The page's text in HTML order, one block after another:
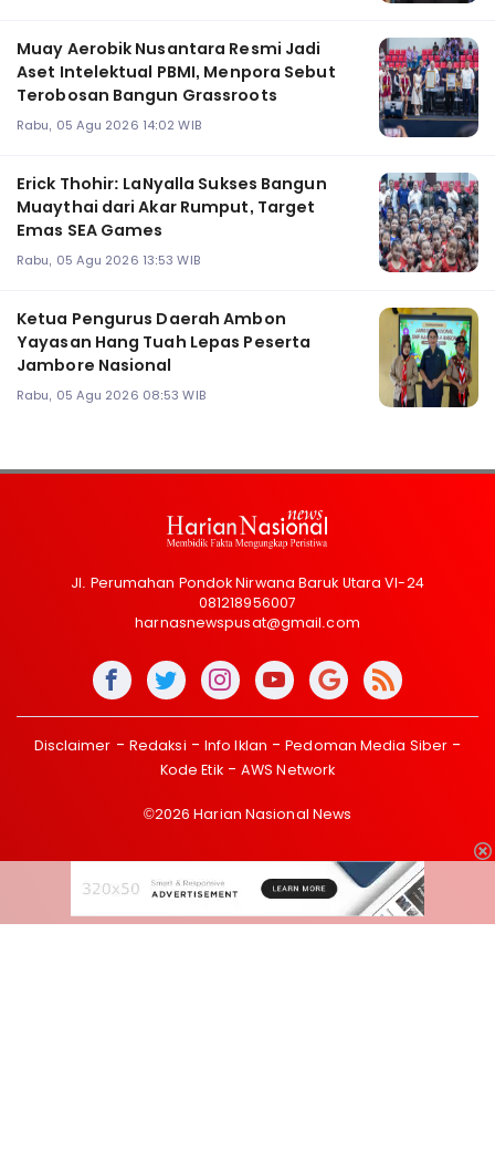
Muay Aerobik Nusantara Resmi Jadi
Aset Intelektual PBMI, Menpora Sebut
Terobosan Bangun Grassroots
Rabu, 05 Agu 2026 14:02 WIB
Erick Thohir: LaNyalla Sukses Bangun
Muaythai dari Akar Rumput, Target
Emas SEA Games
Rabu, 05 Agu 2026 13:53 WIB
Ketua Pengurus Daerah Ambon
Yayasan Hang Tuah Lepas Peserta
Jambore Nasional
Rabu, 05 Agu 2026 08:53 WIB
Jl. Perumahan Pondok Nirwana Baruk Utara VI-24
081218956007
harnasnewspusat@gmail.com
Disclaimer Redaksi Info Iklan
Pedoman Media Siber
Kode Etik
AWS Network
©2026 Harian Nasional News